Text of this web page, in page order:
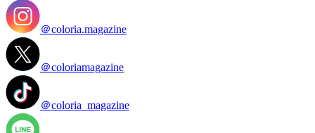
＠coloria.magazine
＠coloriamagazine
＠coloria_magazine